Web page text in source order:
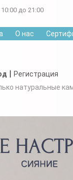
до 21:00
О нас
| Регистрация
натуральные